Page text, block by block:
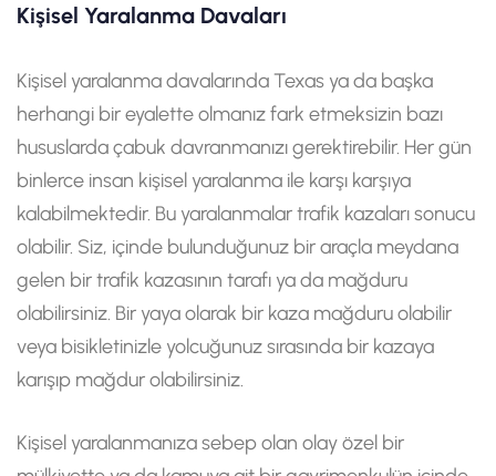
Kişisel Yaralanma Davaları
Kişisel yaralanma davalarında Texas ya da başka
herhangi bir eyalette olmanız fark etmeksizin bazı
hususlarda çabuk davranmanızı gerektirebilir. Her gün
binlerce insan kişisel yaralanma ile karşı karşıya
kalabilmektedir. Bu yaralanmalar trafik kazaları sonucu
olabilir. Siz, içinde bulunduğunuz bir araçla meydana
gelen bir trafik kazasının tarafı ya da mağduru
olabilirsiniz. Bir yaya olarak bir kaza mağduru olabilir
veya bisikletinizle yolcuğunuz sırasında bir kazaya
karışıp mağdur olabilirsiniz.
Kişisel yaralanmanıza sebep olan olay özel bir